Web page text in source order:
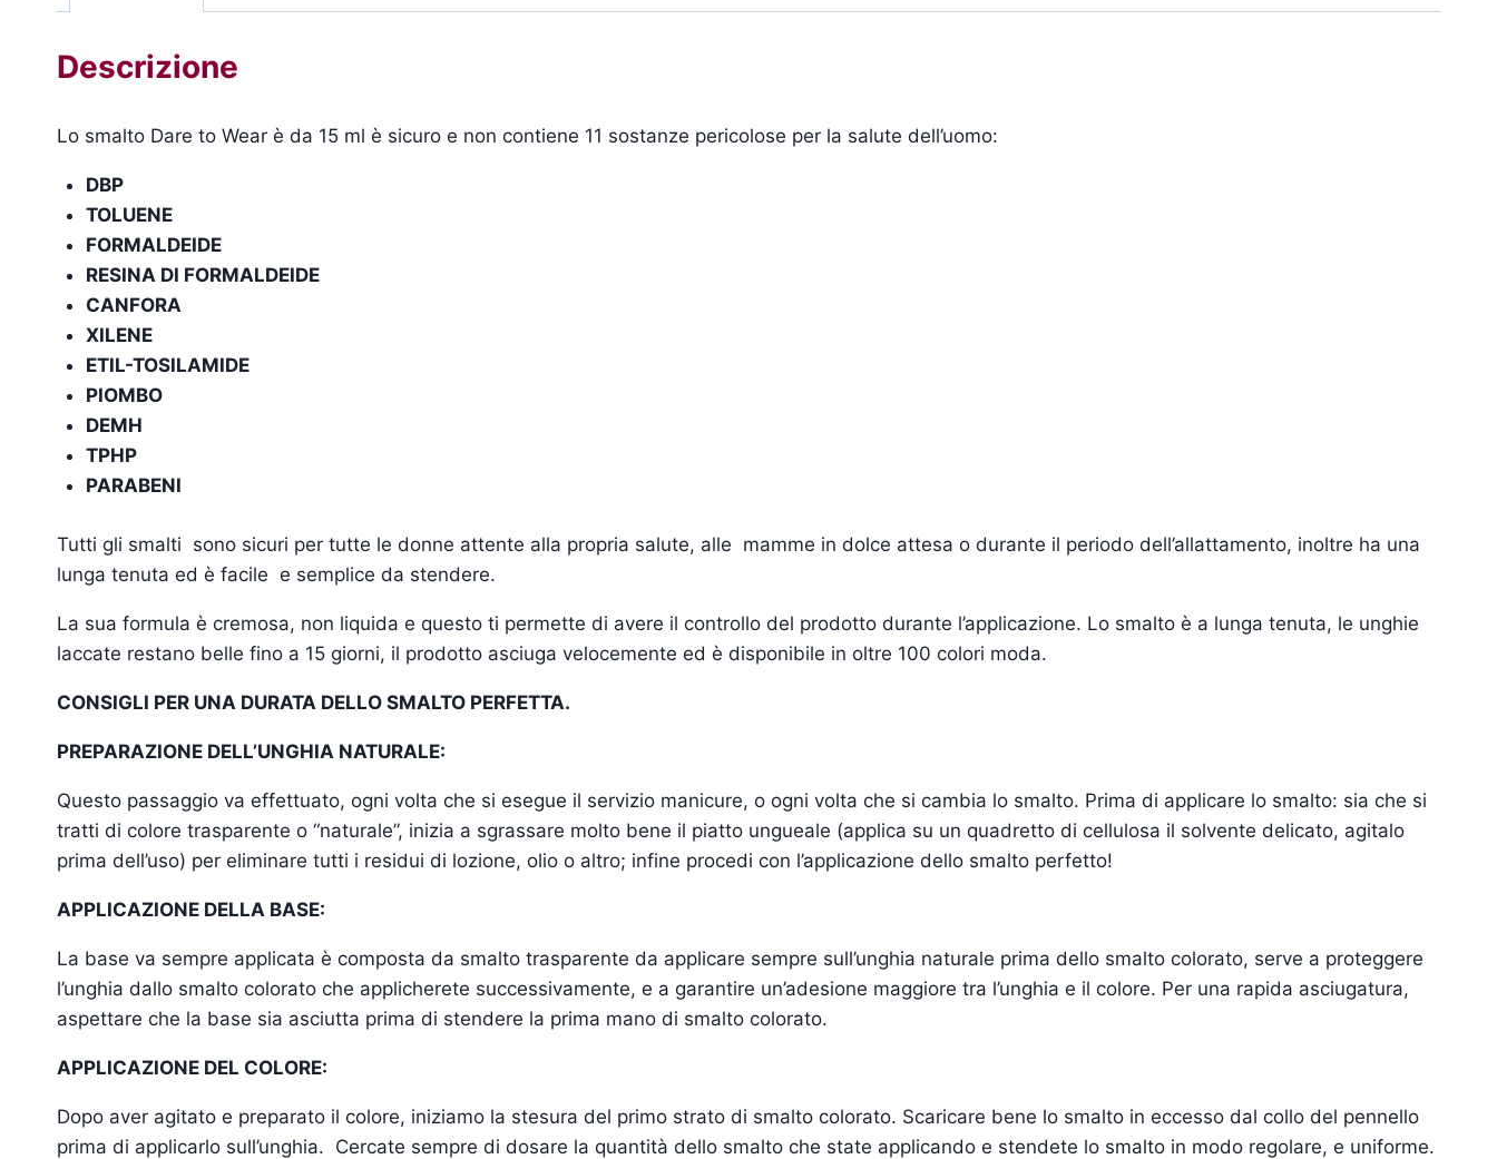
Descrizione
Lo smalto Dare to Wear è da 15 ml è sicuro e non contiene 11 sostanze pericolose per la salute dell’uomo:
DBP
TOLUENE
FORMALDEIDE
RESINA DI FORMALDEIDE
CANFORA
XILENE
ETIL-TOSILAMIDE
PIOMBO
DEMH
TPHP
PARABENI
Tutti gli smalti sono sicuri per tutte le donne attente alla propria salute, alle mamme in dolce attesa o durante il periodo dell’allattamento, inoltre ha una
lunga tenuta ed è facile e semplice da stendere.
La sua formula è cremosa, non liquida e questo ti permette di avere il controllo del prodotto durante l’applicazione. Lo smalto è a lunga tenuta, le unghie
laccate restano belle fino a 15 giorni, il prodotto asciuga velocemente ed è disponibile in oltre 100 colori moda.
CONSIGLI PER UNA DURATA DELLO SMALTO PERFETTA.
PREPARAZIONE DELL’UNGHIA NATURALE:
Questo passaggio va effettuato, ogni volta che si esegue il servizio manicure, o ogni volta che si cambia lo smalto. Prima di applicare lo smalto: sia che si
tratti di colore trasparente o “naturale”, inizia a sgrassare molto bene il piatto ungueale (applica su un quadretto di cellulosa il solvente delicato, agitalo
prima dell’uso) per eliminare tutti i residui di lozione, olio o altro; infine procedi con l’applicazione dello smalto perfetto!
APPLICAZIONE DELLA BASE:
La base va sempre applicata è composta da smalto trasparente da applicare sempre sull’unghia naturale prima dello smalto colorato, serve a proteggere
l’unghia dallo smalto colorato che applicherete successivamente, e a garantire un’adesione maggiore tra l’unghia e il colore. Per una rapida asciugatura,
aspettare che la base sia asciutta prima di stendere la prima mano di smalto colorato.
APPLICAZIONE DEL COLORE:
Dopo aver agitato e preparato il colore, iniziamo la stesura del primo strato di smalto colorato. Scaricare bene lo smalto in eccesso dal collo del pennello
prima di applicarlo sull’unghia. Cercate sempre di dosare la quantità dello smalto che state applicando e stendete lo smalto in modo regolare, e uniforme.